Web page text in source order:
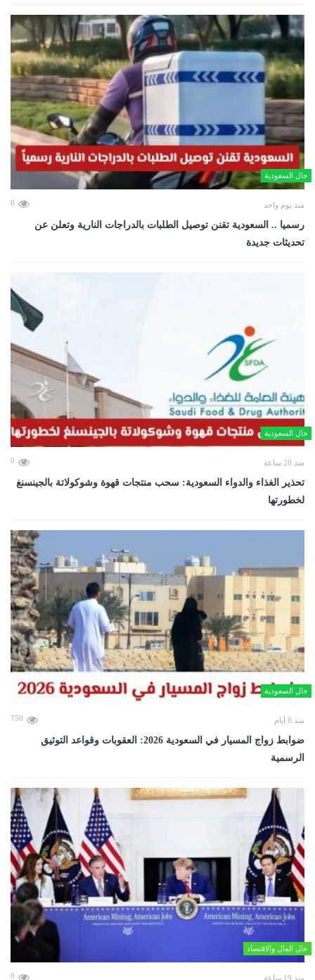
حال السعودية
منذ يوم واحد 0
رسميا .. السعودية تقنن توصيل الطلبات بالدراجات النارية وتعلن عن
تحديثات جديدة
حال السعودية
منذ 20 ساعة 0
تحذير الغذاء والدواء السعودية: سحب منتجات قهوة وشوكولاتة بالجينسنغ
لخطورتها
حال السعودية
منذ 8 أيام 750
ضوابط زواج المسيار في السعودية 2026: العقوبات وقواعد التوثيق
الرسمية
حال المال والاقتصاد
منذ 19 ساعة 0